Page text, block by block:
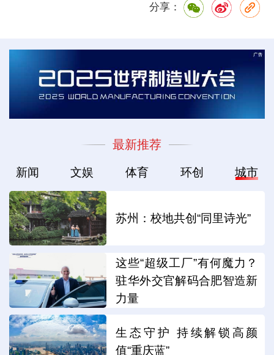
分享：
最新推荐
新闻 文娱 体育 环创 城市
苏州：校地共创“同里诗光”
这些“超级工厂”有何魔力？
驻华外交官解码合肥智造新
力量
生态守护 持续解锁高颜
值“重庆蓝”